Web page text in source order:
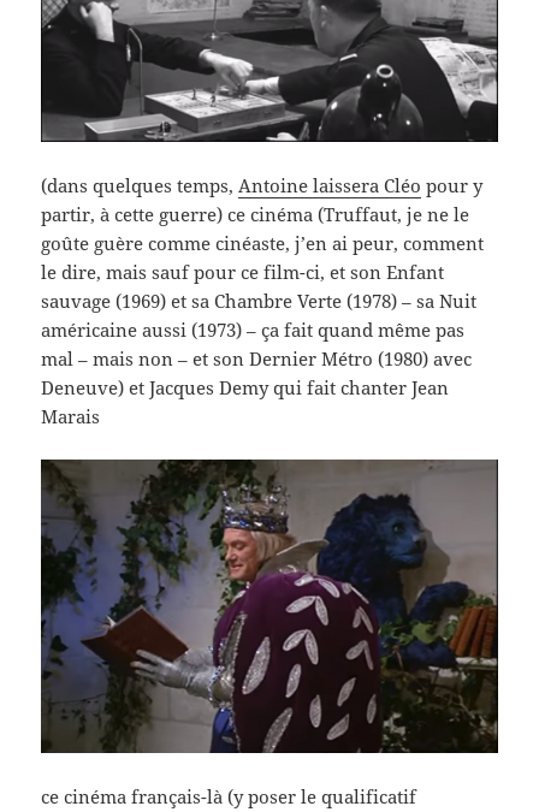
(dans quelques temps, Antoine laissera Cléo pour y
partir, à cette guerre) ce cinéma (Truffaut, je ne le
goûte guère comme cinéaste, j’en ai peur, comment
le dire, mais sauf pour ce film-ci, et son Enfant
sauvage (1969) et sa Chambre Verte (1978) – sa Nuit
américaine aussi (1973) – ça fait quand même pas
mal – mais non – et son Dernier Métro (1980) avec
Deneuve) et Jacques Demy qui fait chanter Jean
Marais
ce cinéma français-là (y poser le qualificatif